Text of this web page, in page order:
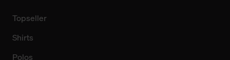
Topseller
Shirts
Polos